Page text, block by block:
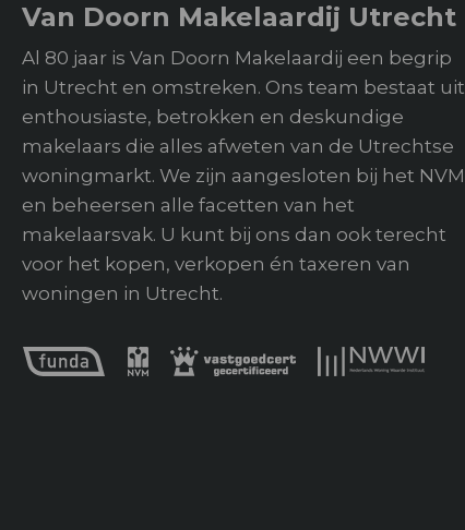
Buitenruimte
Tuin
Van Doorn Makelaardij Utrecht
Al 80 jaar is Van Doorn Makelaardij een begrip
in Utrecht en omstreken. Ons team bestaat uit
enthousiaste, betrokken en deskundige
makelaars die alles afweten van de Utrechtse
woningmarkt. We zijn aangesloten bij het NVM
en beheersen alle facetten van het
makelaarsvak. U kunt bij ons dan ook terecht
voor het kopen, verkopen én taxeren van
woningen in Utrecht.